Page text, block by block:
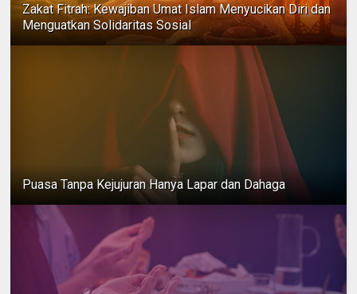
Zakat Fitrah: Kewajiban Umat Islam Menyucikan Diri dan
Menguatkan Solidaritas Sosial
Puasa Tanpa Kejujuran Hanya Lapar dan Dahaga